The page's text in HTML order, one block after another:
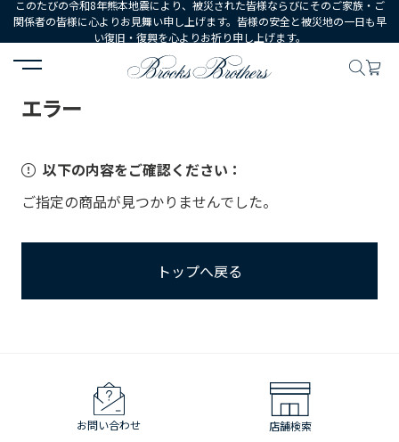
このたびの令和8年熊本地震により、被災された皆様ならびにそのご家族・ご
関係者の皆様に心よりお見舞い申し上げます。皆様の安全と被災地の一日も早
い復旧・復興を心よりお祈り申し上げます。
HOME
エラー
以下の内容をご確認ください：
ご指定の商品が見つかりませんでした。
トップへ戻る
お問い合わせ 店舗検索